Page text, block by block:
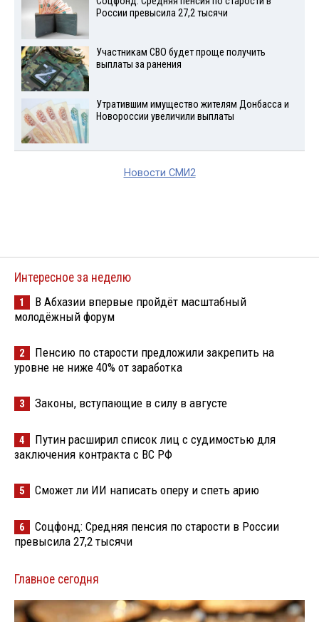
России превысила 27,2 тысячи
Участникам СВО будет проще получить
выплаты за ранения
Утратившим имущество жителям Донбасса и
Новороссии увеличили выплаты
Новости СМИ2
Интересное за неделю
1
В Абхазии впервые пройдёт масштабный
молодёжный форум
2
Пенсию по старости предложили закрепить на
уровне не ниже 40% от заработка
3 Законы, вступающие в силу в августе
4
Путин расширил список лиц с судимостью для
заключения контракта с ВС РФ
5 Сможет ли ИИ написать оперу и спеть арию
6
Соцфонд: Средняя пенсия по старости в России
превысила 27,2 тысячи
Главное сегодня